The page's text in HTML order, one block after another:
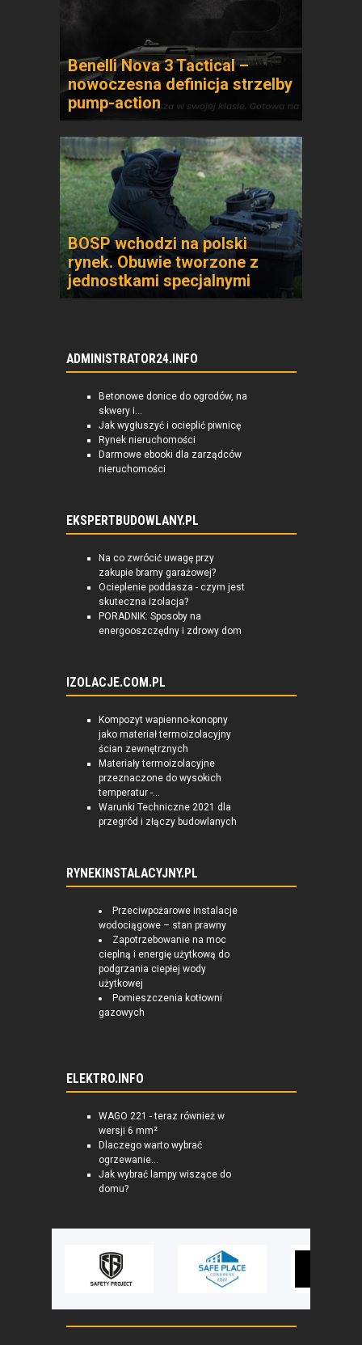
Benelli Nova 3 Tactical –
nowoczesna definicja strzelby
pump-action
BOSP wchodzi na polski
rynek. Obuwie tworzone z
jednostkami specjalnymi
ADMINISTRATOR24.INFO
Betonowe donice do ogrodów, na
skwery i...
Jak wygłuszyć i ocieplić piwnicę
Rynek nieruchomości
Darmowe ebooki dla zarządców
nieruchomości
EKSPERTBUDOWLANY.PL
Na co zwrócić uwagę przy
zakupie bramy garażowej?
Ocieplenie poddasza - czym jest
skuteczna izolacja?
PORADNIK: Sposoby na
energooszczędny i zdrowy dom
IZOLACJE.COM.PL
Kompozyt wapienno-konopny
jako materiał termoizolacyjny
ścian zewnętrznych
Materiały termoizolacyjne
przeznaczone do wysokich
temperatur -...
Warunki Techniczne 2021 dla
przegród i złączy budowlanych
RYNEKINSTALACYJNY.PL
Przeciwpożarowe instalacje
wodociągowe – stan prawny
Zapotrzebowanie na moc
cieplną i energię użytkową do
podgrzania ciepłej wody
użytkowej
Pomieszczenia kotłowni
gazowych
ELEKTRO.INFO
WAGO 221 - teraz również w
wersji 6 mm²
Dlaczego warto wybrać
ogrzewanie...
Jak wybrać lampy wiszące do
domu?